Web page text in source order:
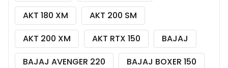
AKT 180 XM
AKT 200 SM
AKT 200 XM
AKT RTX 150
BAJAJ
BAJAJ AVENGER 220
BAJAJ BOXER 150